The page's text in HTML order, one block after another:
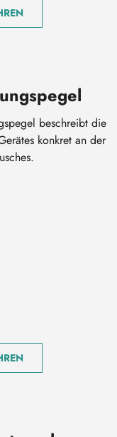
beschreibt die
konkret an der